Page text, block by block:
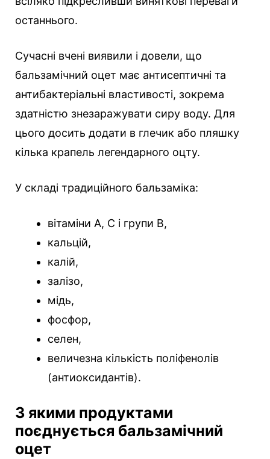
останнього.
Сучасні вчені виявили і довели, що
бальзамічний оцет має антисептичні та
антибактеріальні властивості, зокрема
здатністю знезаражувати сиру воду. Для
цього досить додати в глечик або пляшку
кілька крапель легендарного оцту.
У складі традиційного бальзаміка:
вітаміни А, С і групи В,
кальцій,
калій,
залізо,
мідь,
фосфор,
селен,
величезна кількість поліфенолів
(антиоксидантів).
З якими продуктами
поєднується бальзамічний
оцет